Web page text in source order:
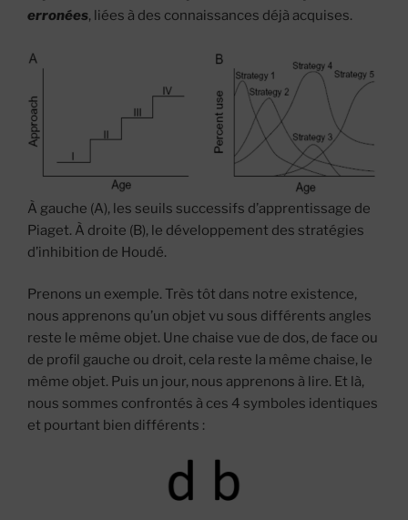
erronées, liées à des connaissances déjà acquises.
À gauche (A), les seuils successifs d’apprentissage de
Piaget. À droite (B), le développement des stratégies
d’inhibition de Houdé.
Prenons un exemple. Très tôt dans notre existence,
nous apprenons qu’un objet vu sous différents angles
reste le même objet. Une chaise vue de dos, de face ou
de profil gauche ou droit, cela reste la même chaise, le
même objet. Puis un jour, nous apprenons à lire. Et là,
nous sommes confrontés à ces 4 symboles identiques
et pourtant bien différents :